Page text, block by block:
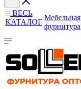
ВЕСЬ
КАТАЛОГ
Мебельная
фурнитура